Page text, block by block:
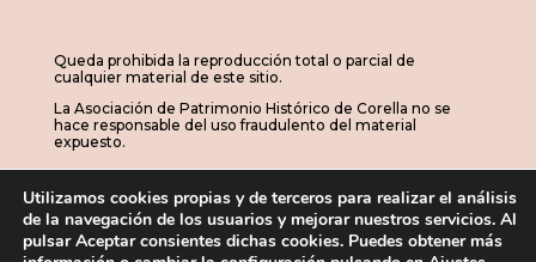
Queda prohibida la reproducción total o parcial de
cualquier material de este sitio.
La Asociación de Patrimonio Histórico de Corella no se
hace responsable del uso fraudulento del material
expuesto.
© 2026 | APHC · Asociación de Patrimonio
Utilizamos cookies propias y de terceros para realizar el análisis
de la navegación de los usuarios y mejorar nuestros servicios. Al
pulsar Aceptar consientes dichas cookies. Puedes obtener más